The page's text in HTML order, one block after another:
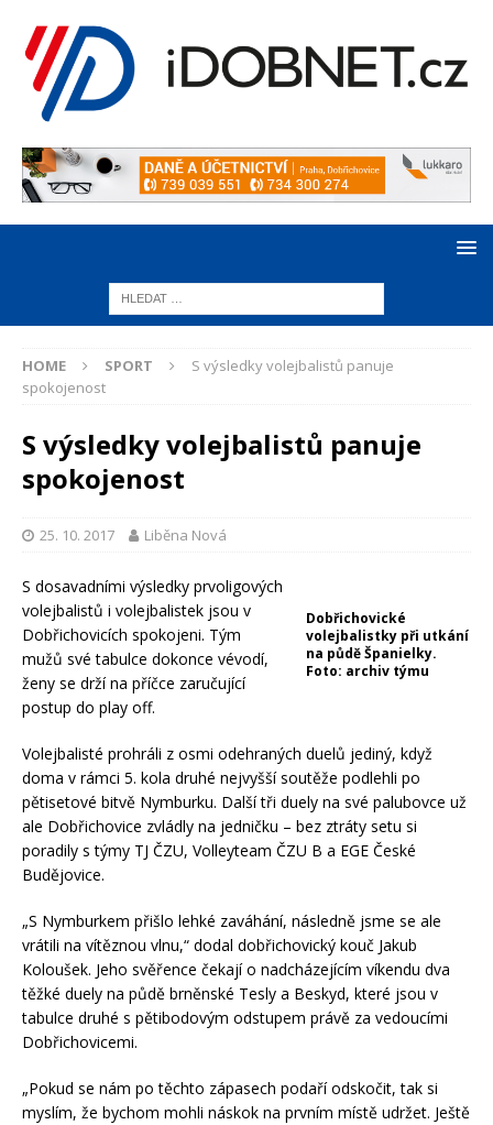
HOME SPORT
S výsledky volejbalistů panuje
spokojenost
S výsledky volejbalistů panuje
spokojenost
25. 10. 2017 Liběna Nová
Dobřichovické
volejbalistky při utkání
na půdě Španielky.
Foto: archiv týmu
S dosavadními výsledky prvoligových
volejbalistů i volejbalistek jsou v
Dobřichovicích spokojeni. Tým
mužů své tabulce dokonce vévodí,
ženy se drží na příčce zaručující
postup do play off.
Volejbalisté prohráli z osmi odehraných duelů jediný, když
doma v rámci 5. kola druhé nejvyšší soutěže podlehli po
pětisetové bitvě Nymburku. Další tři duely na své palubovce už
ale Dobřichovice zvládly na jedničku – bez ztráty setu si
poradily s týmy TJ ČZU, Volleyteam ČZU B a EGE České
Budějovice.
„S Nymburkem přišlo lehké zaváhání, následně jsme se ale
vrátili na vítěznou vlnu,“ dodal dobřichovický kouč Jakub
Koloušek. Jeho svěřence čekají o nadcházejícím víkendu dva
těžké duely na půdě brněnské Tesly a Beskyd, které jsou v
tabulce druhé s pětibodovým odstupem právě za vedoucími
Dobřichovicemi.
„Pokud se nám po těchto zápasech podaří odskočit, tak si
myslím, že bychom mohli náskok na prvním místě udržet. Ještě